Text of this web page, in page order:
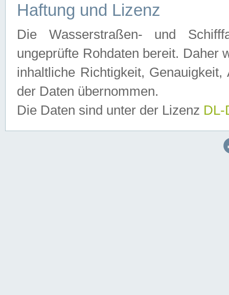
Haftung und Lizenz
Die Wasserstraßen- und
ungeprüfte Rohdaten bereit. Daher
inhaltliche Richtigkeit,
der Daten übernommen.
Die Daten sind unter der Lizenz